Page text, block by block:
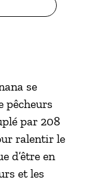
se
pêcheurs
par 208
ralentir le
d’être en
et les